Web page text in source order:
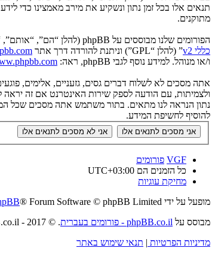
תנאים אלו בכל זמן נתון ונשקיע את מירב מאמצינו כדי
מתוקנים.
הפורומים שלנו מבוססים על phpBB (להלן “הם”, “אותם”, “שלהם”, “מערכת phpBB”, “www.phpbb.co.il”, “קבוצת phpBB”, “צוות phpBB הישראלי”) אשר הינה מערכת בולטיין המשוחררת תחת הסכם “
כללי v2
” (להלן “GPL”) וניתנת להורדה דרך אתר
ו/או מנוהל. למידע נוסף לגבי phpBB, ראה:
אתה מסכים לא לשלוח דברים גסים, גזעניים, אלימים,
להוסיף לחשיפת המידע.
VGF פורומים
כל הזמנים הם UTC+03:00
מחיקת עוגיות
מופעל על ידי ® Forum Software © phpBB Limited
מבוסס על phpBB.co.il - פורומים בעברית
. © 2017 - phpBB.co.il.
מדיניות הפרטיות | תנאי שימוש באתר